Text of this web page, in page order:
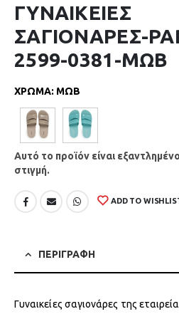
ΓΥΝΑΙΚΕΙΕΣ
ΣΑΓΙΟΝΑΡΕΣ-
2599-0381-ΜΩΒ
ΧΡΩΜΑ: ΜΩΒ
Αυτό το προϊόν είναι
στιγμή.
ADD TO
ΠΕΡΙΓΡΑΦΗ
Γυναικείες σαγιονάρες της